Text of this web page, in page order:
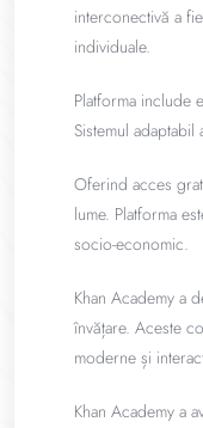
interconectivă a
individuale.
Platforma include
Sistemul
Oferind acces
lume. Platforma
socio-economic.
Khan Academy a
învățare. Aceste
moderne și
Khan Academy a